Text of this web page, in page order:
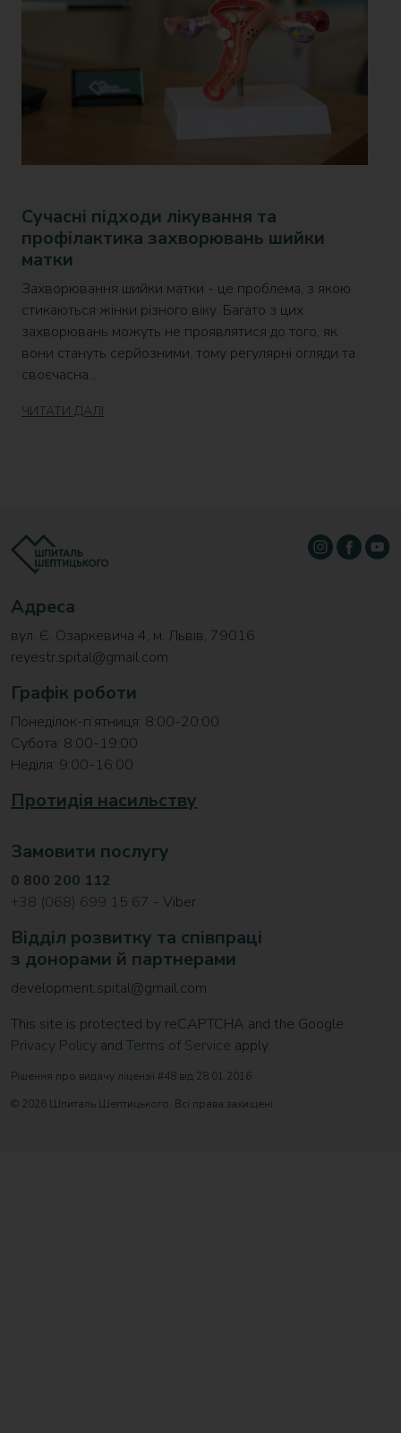
Сучасні підходи лікування та
профілактика захворювань шийки
матки
Захворювання шийки матки - це проблема, з якою
стикаються жінки різного віку. Багато з цих
захворювань можуть не проявлятися до того, як
вони стануть серйозними, тому регулярні огляди та
своєчасна...
ЧИТАТИ ДАЛІ
Адреса
вул. Є. Озаркевича 4, м. Львів, 79016
reyestr.spital@gmail.com
Графік роботи
Понеділок-п’ятниця: 8:00-20:00
Субота: 8:00-19:00
Неділя: 9:00-16:00
Протидія насильству
Замовити послугу
0 800 200 112
+38 (068) 699 15 67 - Viber
Відділ розвитку та співпраці
з донорами й партнерами
development.spital@gmail.com
This site is protected by reCAPTCHA and the Google
Privacy Policy and Terms of Service apply.
Рішення про видачу ліцензії #48 від 28.01.2016
© 2026 Шпиталь Шептицького. Всі права захищені